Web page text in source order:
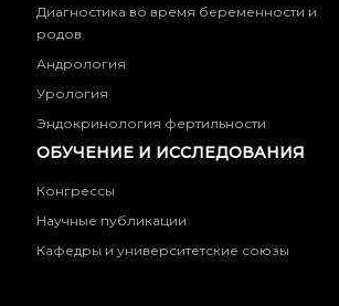
Диагностика во время беременности и
родов
Андрология
Урология
Эндокринология фертильности
ОБУЧЕНИЕ И ИССЛЕДОВАНИЯ
Конгрессы
Научные публикации
Кафедры и университетские союзы